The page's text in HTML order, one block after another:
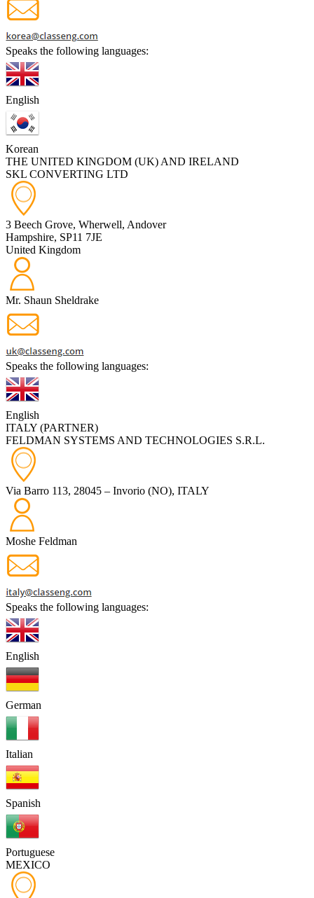
Speaks the following languages:
English
Korean
THE UNITED KINGDOM (UK) AND IRELAND
SKL CONVERTING LTD
3 Beech Grove, Wherwell, Andover
Hampshire, SP11 7JE
United Kingdom
Mr. Shaun Sheldrake
Speaks the following languages:
English
ITALY (PARTNER)
FELDMAN SYSTEMS AND TECHNOLOGIES S.R.L.
Via Barro 113, 28045 – Invorio (NO), ITALY
Moshe Feldman
Speaks the following languages:
English
German
Italian
Spanish
Portuguese
MEXICO